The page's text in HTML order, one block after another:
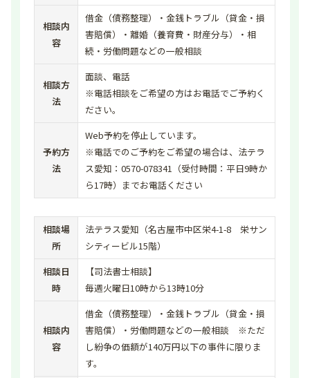
相談内
容
借金（債務整理）・金銭トラブル（貸金・損
害賠償）・離婚（養育費・財産分与）・相
続・労働問題などの一般相談
相談方
法
面談、電話
※電話相談をご希望の方はお電話でご予約く
ださい。
予約方
法
Web予約を停止しています。
※電話でのご予約をご希望の場合は、法テラ
ス愛知：0570-078341（受付時間：平日9時か
ら17時）までお電話ください
相談場
所
法テラス愛知（名古屋市中区栄4-1-8 栄サン
シティービル15階）
相談日
時
【司法書士相談】
毎週火曜日10時から13時10分
相談内
容
借金（債務整理）・金銭トラブル（貸金・損
害賠償）・労働問題などの一般相談 ※ただ
し紛争の価額が140万円以下の事件に限りま
す。